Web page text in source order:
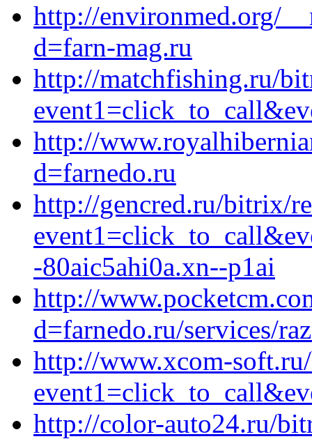
http://environmed.org/
d=farn-mag.ru
http://matchfishing.ru/
http://
d=farnedo.ru
http://gencred.ru/bitrix/
-80aic5ahi0a.xn--p1ai
http://
d=farnedo.ru/services/
http://www.xcom-
http://color-auto24.ru/